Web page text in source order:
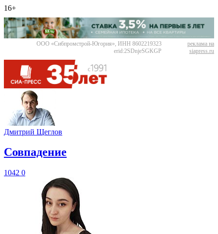
16+
ООО «Сибпромстрой-Югория», ИНН 8602219323
erid:2SDnjeSGKGP
реклама на
siapress.ru
Дмитрий Щеглов
​Совпадение
1042 0